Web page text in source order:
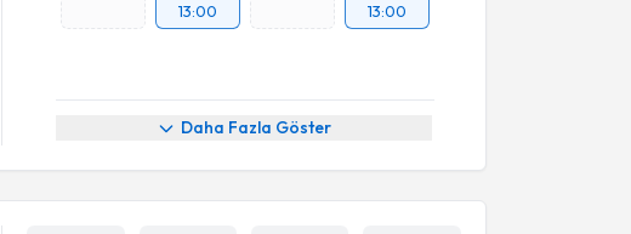
13:00
13:00
Daha Fazla Göster